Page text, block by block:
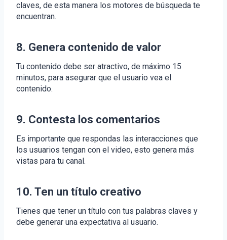
claves, de esta manera los motores de búsqueda te
encuentran.
8. Genera contenido de valor
Tu contenido debe ser atractivo, de máximo 15
minutos, para asegurar que el usuario vea el
contenido.
9. Contesta los comentarios
Es importante que respondas las interacciones que
los usuarios tengan con el video, esto genera más
vistas para tu canal.
10. Ten un título creativo
Tienes que tener un título con tus palabras claves y
debe generar una expectativa al usuario.